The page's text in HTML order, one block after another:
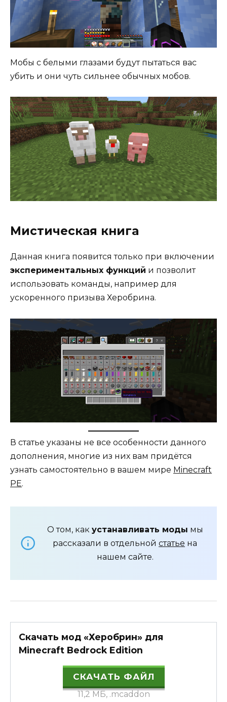
Мобы с белыми глазами будут пытаться вас
убить и они чуть сильнее обычных мобов.
Мистическая книга
Данная книга появится только при включении
экспериментальных функций и позволит
использовать команды, например для
ускоренного призыва Херобрина.
В статье указаны не все особенности данного
дополнения, многие из них вам придётся
узнать самостоятельно в вашем мире Minecraft
PE.
О том, как устанавливать моды мы
рассказали в отдельной статье на
нашем сайте.
Скачать мод «Херобрин» для
Minecraft Bedrock Edition
СКАЧАТЬ ФАЙЛ
11,2 МБ, .mcaddon